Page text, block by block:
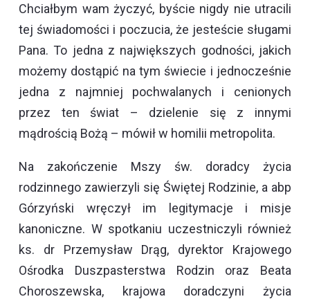
Chciałbym wam życzyć, byście nigdy nie utracili
tej świadomości i poczucia, że jesteście sługami
Pana. To jedna z największych godności, jakich
możemy dostąpić na tym świecie i jednocześnie
jedna z najmniej pochwalanych i cenionych
przez ten świat – dzielenie się z innymi
mądrością Bożą – mówił w homilii metropolita.
Na zakończenie Mszy św. doradcy życia
rodzinnego zawierzyli się Świętej Rodzinie, a abp
Górzyński wręczył im legitymacje i misje
kanoniczne. W spotkaniu uczestniczyli również
ks. dr Przemysław Drąg, dyrektor Krajowego
Ośrodka Duszpasterstwa Rodzin oraz Beata
Choroszewska, krajowa doradczyni życia